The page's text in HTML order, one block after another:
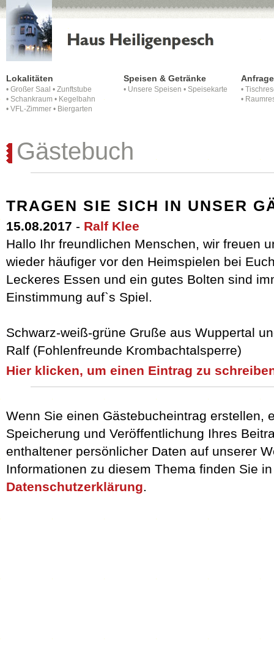
Lokalitäten
• Großer Saal • Zunftstube
• Schankraum • Kegelbahn
• VFL-Zimmer • Biergarten
Speisen & Getränke
• Unsere Speisen • Speisekarte •
•
Gästebuch
TRAGEN SIE SICH IN UNSER
15.08.2017 - Ralf Klee
Hallo Ihr freundlichen Menschen, wir freuen
wieder häufiger vor den Heimspielen bei
Leckeres Essen und ein gutes Bolten sind
Einstimmung auf`s Spiel.
Schwarz-weiß-grüne Gruße aus Wuppertal
Ralf (Fohlenfreunde Krombachtalsperre)
Hier klicken, um einen Eintrag zu
Wenn Sie einen Gästebucheintrag erstellen,
Speicherung und Veröffentlichung Ihres
enthaltener persönlicher Daten auf unserer
Informationen zu diesem Thema finden Sie
Datenschutzerklärung.